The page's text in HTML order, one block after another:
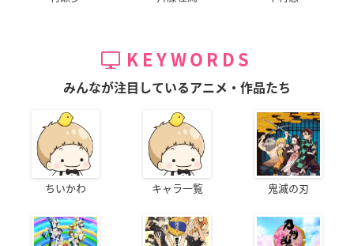
KEYWORDS
みんなが注目しているアニメ・作品たち
ちいかわ キャラ一覧 鬼滅の刃